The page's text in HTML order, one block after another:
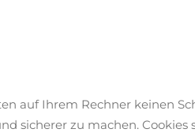
auf Ihrem Rechner keinen
sicherer zu machen. Cookies